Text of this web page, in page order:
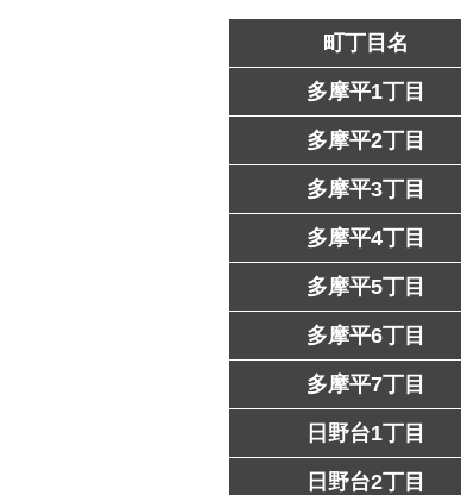
町丁目名
多摩平1丁目
多摩平2丁目
多摩平3丁目
多摩平4丁目
多摩平5丁目
多摩平6丁目
多摩平7丁目
日野台1丁目
日野台2丁目